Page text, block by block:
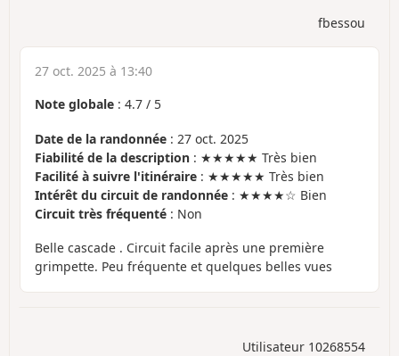
fbessou
27 oct. 2025 à 13:40
Note globale : 4.7 / 5
Date de la randonnée : 27 oct. 2025
Fiabilité de la description : ★★★★★ Très bien
Facilité à suivre l'itinéraire : ★★★★★ Très bien
Intérêt du circuit de randonnée : ★★★★☆ Bien
Circuit très fréquenté : Non
Belle cascade . Circuit facile après une première
grimpette. Peu fréquente et quelques belles vues
Utilisateur 10268554